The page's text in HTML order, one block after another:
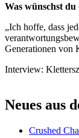
Was wünschst
„Ich hoffe, dass
Generationen von
Interview:
Neues aus
Crushed